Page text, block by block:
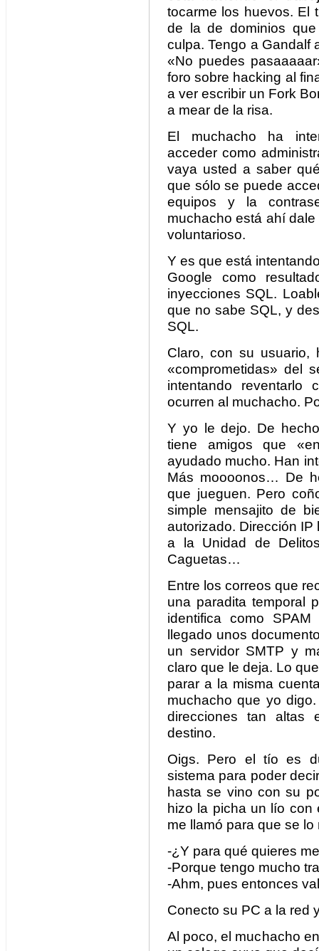
tocarme los huevos. El
de la de dominios
culpa. Tengo a Gandalf
«No puedes
foro sobre hacking al
a ver escribir un Fork
a mear de la risa.
El muchacho ha
acceder como
vaya usted a saber
que sólo se puede
equipos y la
muchacho está ahí
voluntarioso.
Y es que está
Google como
inyecciones SQL.
que no sabe SQL, y
SQL.
Claro, con su usuario,
«comprometidas» del
intentando
ocurren al muchacho.
Y yo le dejo. De
tiene amigos que
ayudado mucho. Han
Más moooonos… De
que jueguen. Pero
simple mensajito de
autorizado. Dirección
a la Unidad de
Caguetas…
Entre los correos que
una paradita temporal
identifica como
llegado unos
un servidor SMTP y
claro que le deja. Lo
parar a la misma
muchacho que yo
direcciones tan altas
destino.
Oigs. Pero el tío es
sistema para poder
hasta se vino con su
hizo la picha un lío con
me llamó para que se lo
-¿Y para qué quieres
-Porque tengo mucho
-Ahm, pues entonces
Conecto su PC a la red
Al poco, el muchacho